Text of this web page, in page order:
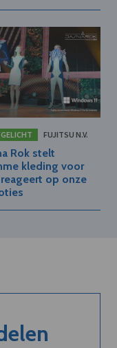
FUJITSU N.V.
Rok stelt
kleding voor
op onze